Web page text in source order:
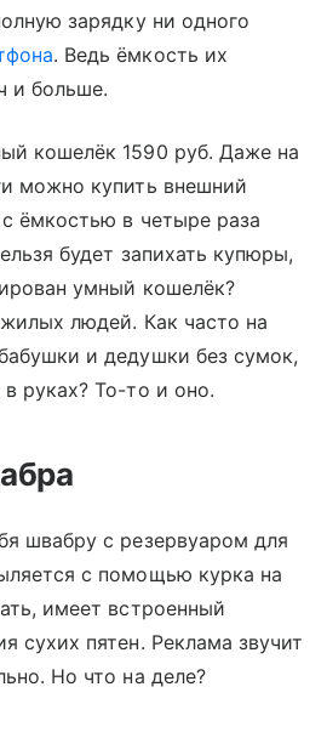
зарядку ни одного
. Ведь ёмкость их
и больше.
кошелёк 1590 руб. Даже на
можно купить внешний
ёмкостью в четыре раза
будет запихать купюры,
умный кошелёк?
людей. Как часто на
и дедушки без сумок,
руках? То-то и оно.
швабру с резервуаром для
с помощью курка на
имеет встроенный
сухих пятен. Реклама звучит
Но что на деле?